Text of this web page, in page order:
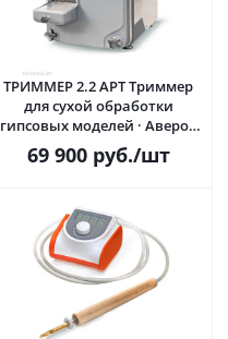
ТРИММЕР 2.2 АРТ Триммер
для сухой обработки
гипсовых моделей · Аверон
(ВЕГА-ПРО) Россия
69 900руб./шт